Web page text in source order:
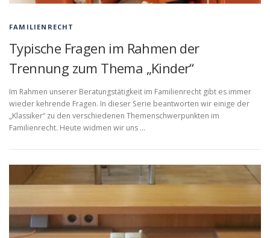
FAMILIENRECHT
Typische Fragen im Rahmen der
Trennung zum Thema „Kinder“
Im Rahmen unserer Beratungstätigkeit im Familienrecht gibt es immer
wieder kehrende Fragen. In dieser Serie beantworten wir einige der
„Klassiker“ zu den verschiedenen Themenschwerpunkten im
Familienrecht. Heute widmen wir uns …